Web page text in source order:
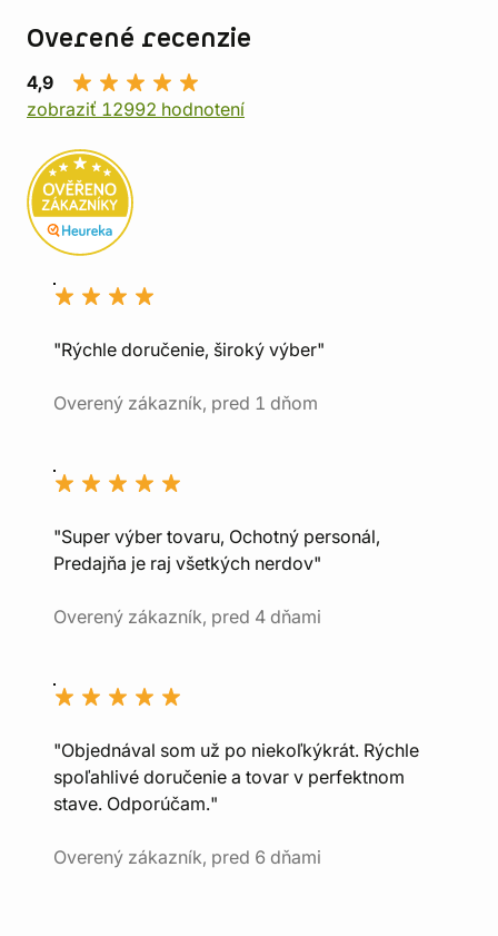
Overené recenzie
4,9
zobraziť 12992 hodnotení
"Rýchle doručenie, široký výber"
Overený zákazník, pred 1 dňom
"Super výber tovaru, Ochotný personál,
Predajňa je raj všetkých nerdov"
Overený zákazník, pred 4 dňami
"Objednával som už po niekoľkýkrát. Rýchle
spoľahlivé doručenie a tovar v perfektnom
stave. Odporúčam."
Overený zákazník, pred 6 dňami